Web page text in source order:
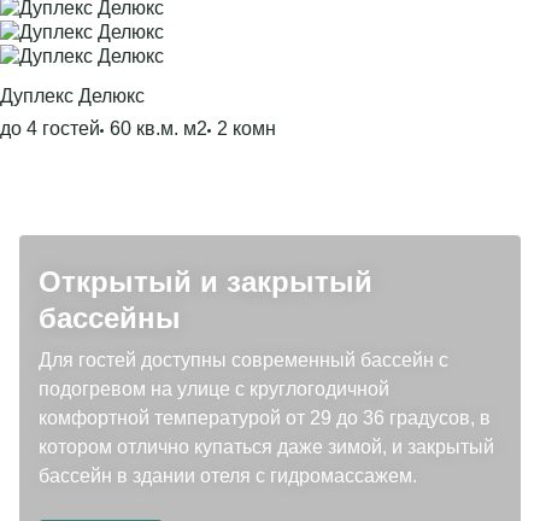
Дуплекс Делюкс
до 4 гостей 60 кв.м. м2 2 комн
Открытый и закрытый
бассейны
Для гостей доступны современный бассейн с
подогревом на улице с круглогодичной
комфортной температурой от 29 до 36 градусов, в
котором отлично купаться даже зимой, и закрытый
бассейн в здании отеля с гидромассажем.